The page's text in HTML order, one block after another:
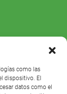
como las
dispositivo. El
datos como el